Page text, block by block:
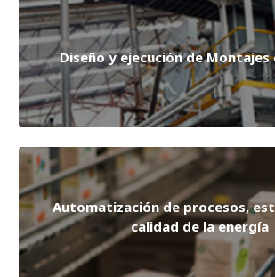
Diseño y ejecución de
Automatización de procesos,
calidad de la energía